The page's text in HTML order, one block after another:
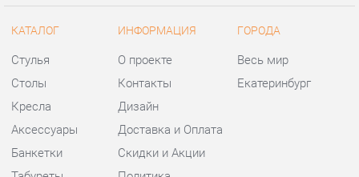
Банкетки
Табуреты
Пуфы
Скидки и Акции
Политика
Гарантия
КОНТАКТЫ